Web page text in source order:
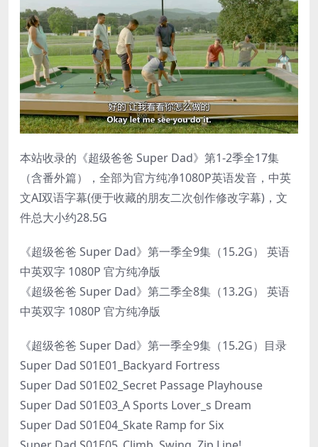
本站收录的《超级爸爸 Super Dad》第1-2季全17集
（含番外篇），全部为官方纯净1080P英语发音，中英
文AI双语字幕(便于收藏的朋友二次创作修改字幕)，文
件总大小约28.5G
《超级爸爸 Super Dad》第一季全9集（15.2G） 英语
中英双字 1080P 官方纯净版
《超级爸爸 Super Dad》第二季全8集（13.2G） 英语
中英双字 1080P 官方纯净版
《超级爸爸 Super Dad》第一季全9集（15.2G）目录
Super Dad S01E01_Backyard Fortress
Super Dad S01E02_Secret Passage Playhouse
Super Dad S01E03_A Sports Lover_s Dream
Super Dad S01E04_Skate Ramp for Six